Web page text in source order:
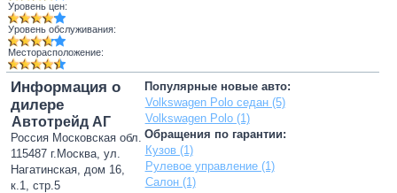
Уровень цен:
Уровень обслуживания:
Месторасположение:
Популярные новые авто:
Volkswagen Polo седан (5)
Volkswagen Polo (1)
Обращения по гарантии:
Кузов (1)
Рулевое управление (1)
Салон (1)
Информация о
дилере
Автотрейд АГ
Россия Московская обл.
115487 г.Москва, ул.
Нагатинская, дом 16,
к.1, стр.5